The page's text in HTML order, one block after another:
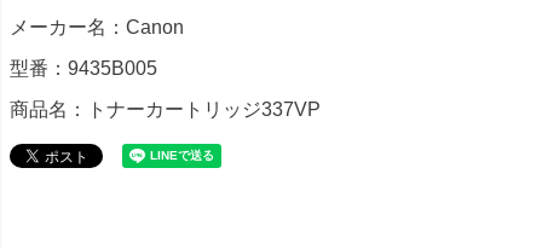
メーカー名：Canon
型番：9435B005
商品名：トナーカートリッジ337VP